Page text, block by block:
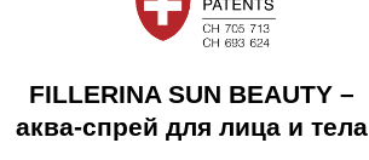
FILLERINA SUN BEAUTY –
аква-спрей для лица и тела